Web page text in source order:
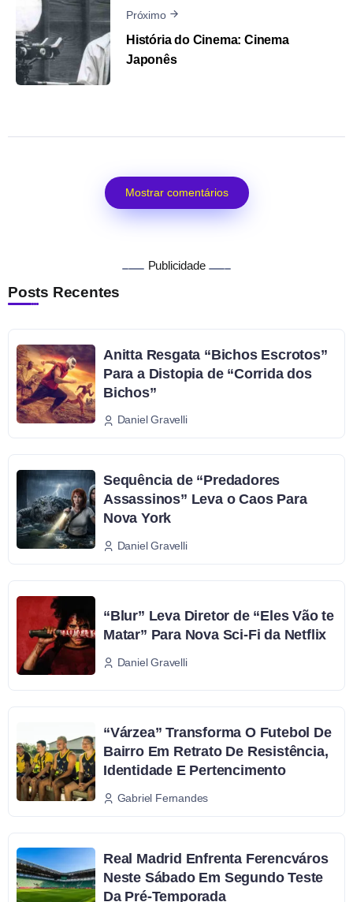
Próximo
História do Cinema: Cinema
Japonês
Mostrar comentários
Publicidade
Posts Recentes
Anitta Resgata “Bichos Escrotos”
Para a Distopia de “Corrida dos
Bichos”
Daniel Gravelli
Sequência de “Predadores
Assassinos” Leva o Caos Para
Nova York
Daniel Gravelli
“Blur” Leva Diretor de “Eles Vão te
Matar” Para Nova Sci-Fi da Netflix
Daniel Gravelli
“Várzea” Transforma O Futebol De
Bairro Em Retrato De Resistência,
Identidade E Pertencimento
Gabriel Fernandes
Real Madrid Enfrenta Ferencváros
Neste Sábado Em Segundo Teste
Da Pré-Temporada